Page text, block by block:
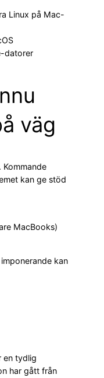
Linux på Mac-
datorer
väg
kan ge stöd
MacBooks)
kan
en tydlig
har gått från